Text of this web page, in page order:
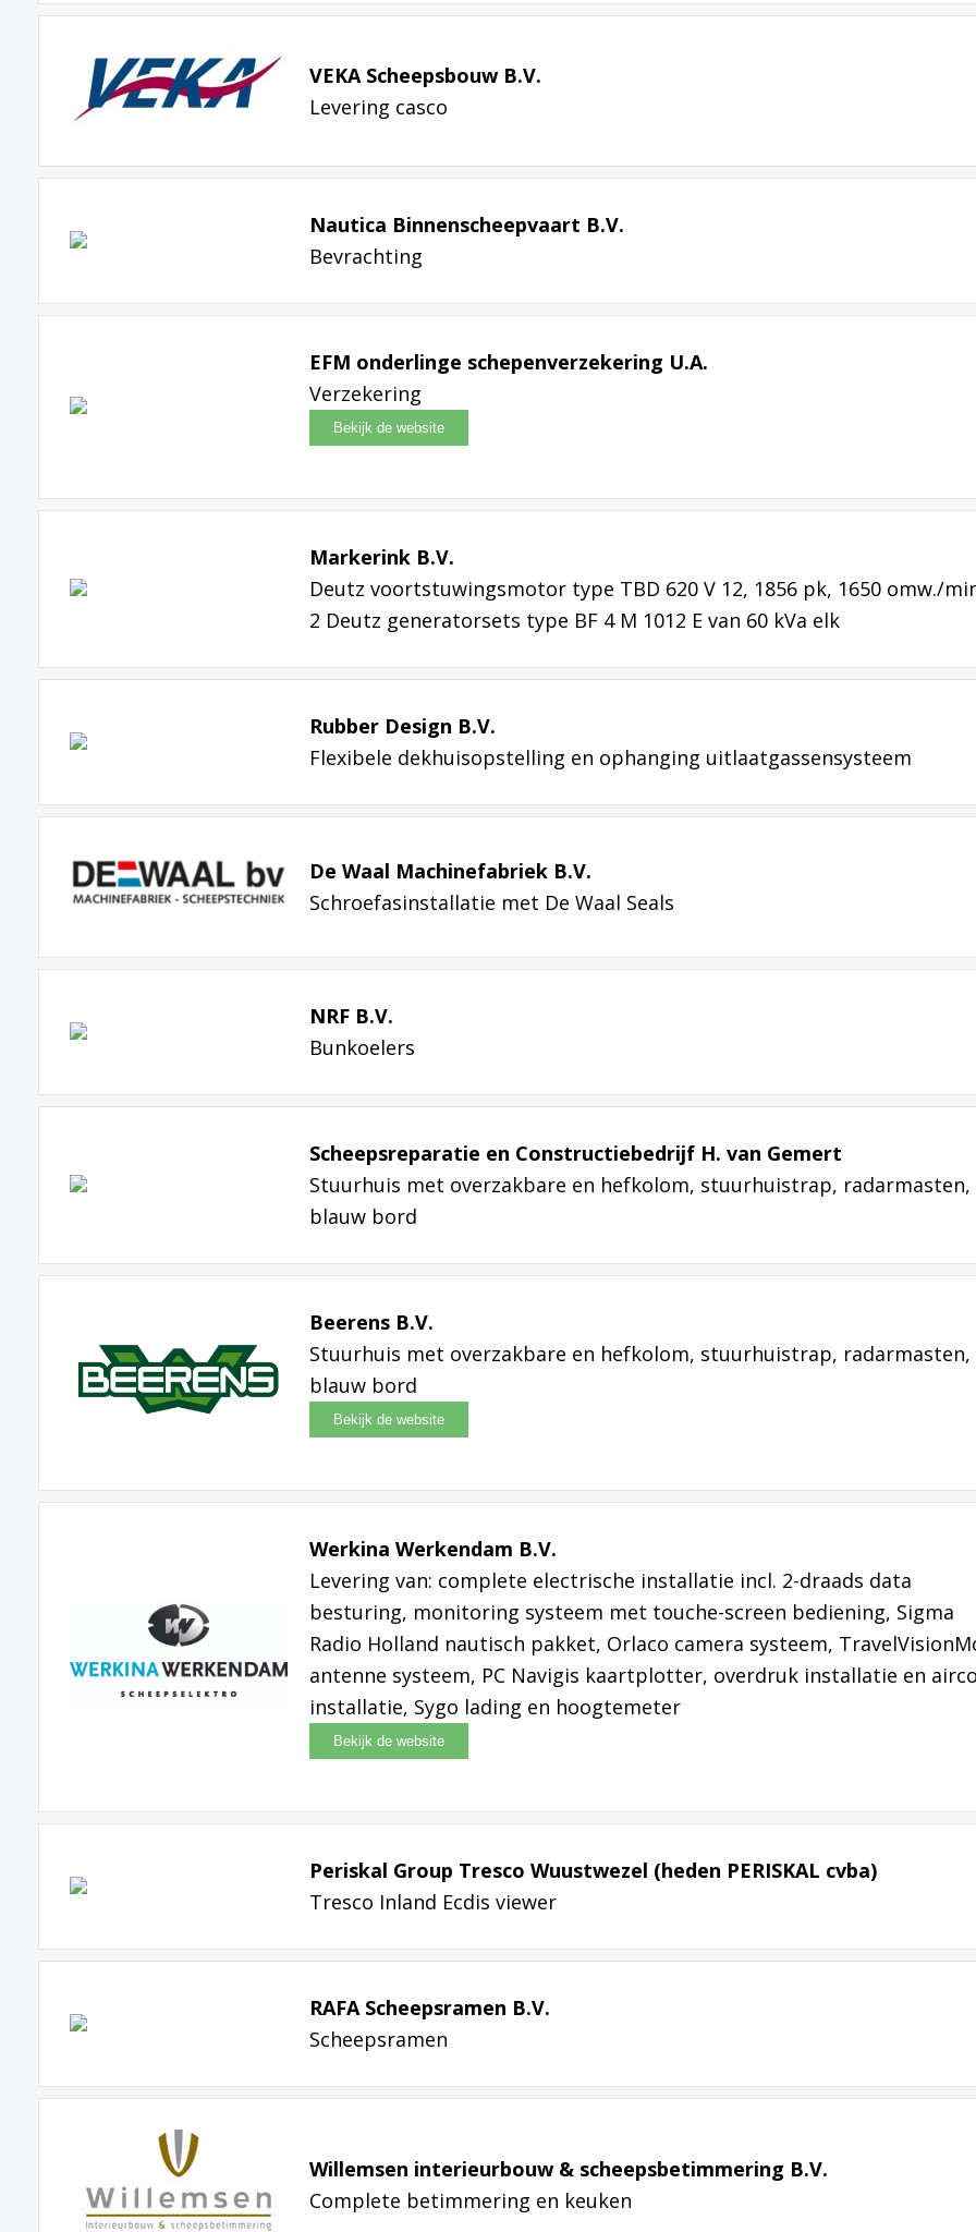
VEKA Scheepsbouw B.V.
Levering casco
Nautica Binnenscheepvaart B.V.
Bevrachting
EFM onderlinge schepenverzekering U.A.
Verzekering
Markerink B.V.
Deutz voortstuwingsmotor type TBD 620 V 12, 1856 pk, 1650 omw./
2 Deutz generatorsets type BF 4 M 1012 E van 60 kVa elk
Rubber Design B.V.
Flexibele dekhuisopstelling en ophanging uitlaatgassensysteem
De Waal Machinefabriek B.V.
Schroefasinstallatie met De Waal Seals
NRF B.V.
Bunkoelers
Scheepsreparatie en Constructiebedrijf H. van Gemert
Stuurhuis met overzakbare en hefkolom, stuurhuistrap, radarmasten,
blauw bord
Beerens B.V.
Stuurhuis met overzakbare en hefkolom, stuurhuistrap, radarmasten,
blauw bord
Werkina Werkendam B.V.
Levering van: complete electrische installatie incl. 2-draads data
besturing, monitoring systeem met touche-screen bediening, Sigma
Radio Holland nautisch pakket, Orlaco camera systeem,
antenne systeem, PC Navigis kaartplotter, overdruk installatie en
installatie, Sygo lading en hoogtemeter
Periskal Group Tresco Wuustwezel (heden PERISKAL cvba)
Tresco Inland Ecdis viewer
RAFA Scheepsramen B.V.
Scheepsramen
Willemsen interieurbouw & scheepsbetimmering B.V.
Complete betimmering en keuken